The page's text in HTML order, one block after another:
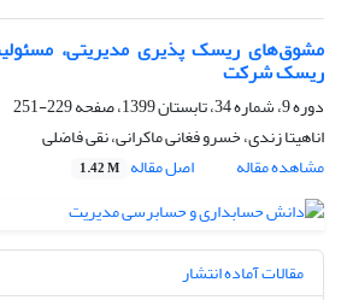
مشوق‌های ریسک پذیری مدیریتی،
ریسک شرکت
دوره 9، شماره 34، تابستان 1399، صفحه
229-251
اناهیتا زندی، خسرو فغانی ماکرانی، نقی فاضلی
مشاهده مقاله
اصل مقاله 1.42 M
مقالات آماده انتشار